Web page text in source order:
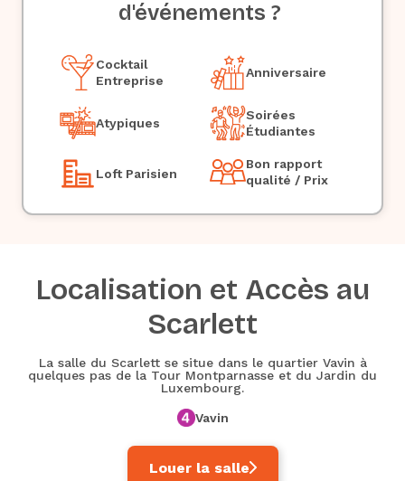
d'événements ?
Cocktail
Entreprise
Anniversaire
Atypiques
Soirées
Étudiantes
Loft Parisien
Bon rapport
qualité / Prix
Localisation et Accès au
Scarlett
La salle du Scarlett se situe dans le quartier Vavin à
quelques pas de la Tour Montparnasse et du Jardin du
Luxembourg.
Vavin
Louer la salle